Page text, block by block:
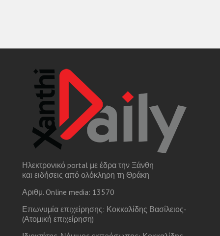
Ηλεκτρονικό portal με έδρα την Ξάνθη
και ειδήσεις από ολόκληρη τη Θράκη
Αριθμ. Online media: 13570
Επωνυμία επιχείρησης: Κοκκαλίδης Βασίλειος-
(Ατομική επιχείρηση)